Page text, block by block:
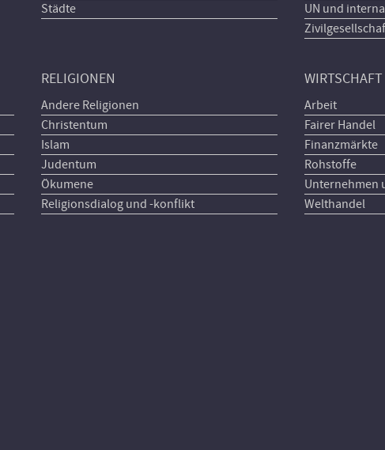
Städte
UN und
RELIGIONEN
Andere Religionen
Christentum
Islam
Judentum
Ökumene
Religionsdialog und -konflikt
WIRTSCHAFT
Arbeit
Fairer Handel
Finanzmärkte
Rohstoffe
Unternehmen
Welthandel